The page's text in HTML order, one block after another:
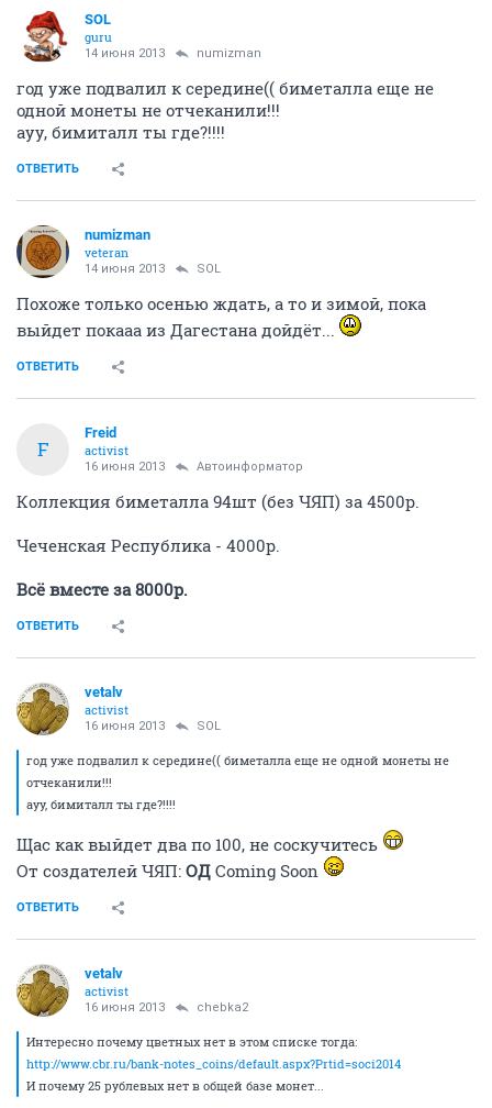
SOL
guru
14 июня 2013 numizman
год уже подвалил к середине(( биметалла еще не
одной монеты не отчеканили!!!
ауу, бимиталл ты где?!!!!
ОТВЕТИТЬ
numizman
veteran
14 июня 2013 SOL
Похоже только осенью ждать, а то и зимой, пока
выйдет покааа из Дагестана дойдёт...
ОТВЕТИТЬ
F
Freid
activist
16 июня 2013 Автоинформатор
Коллекция биметалла 94шт (без ЧЯП) за 4500р.
Чеченская Республика - 4000р.
Всё вместе за 8000р.
ОТВЕТИТЬ
vetalv
activist
16 июня 2013 SOL
год уже подвалил к середине(( биметалла еще не одной монеты не
отчеканили!!!
ауу, бимиталл ты где?!!!!
Щас как выйдет два по 100, не соскучитесь
От создателей ЧЯП: ОД Coming Soon
ОТВЕТИТЬ
vetalv
activist
16 июня 2013 chebka2
Интересно почему цветных нет в этом списке тогда:
http://www.cbr.ru/bank-notes_coins/default.aspx?Prtid=soci2014
И почему 25 рублевых нет в общей базе монет...